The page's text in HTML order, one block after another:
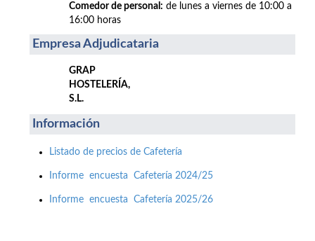
Comedor de personal: de lunes a viernes de 10:00 a
16:00 horas
Empresa Adjudicataria
GRAP
HOSTELERÍA,
S.L.
Información
Listado de precios de Cafetería
Informe encuesta Cafetería 2024/25
Informe encuesta Cafetería 2025/26